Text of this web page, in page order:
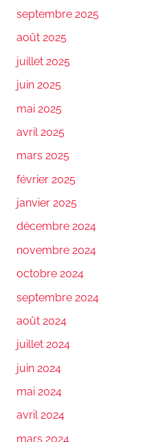
septembre 2025
août 2025
juillet 2025
juin 2025
mai 2025
avril 2025
mars 2025
février 2025
janvier 2025
décembre 2024
novembre 2024
octobre 2024
septembre 2024
août 2024
juillet 2024
juin 2024
mai 2024
avril 2024
mars 2024